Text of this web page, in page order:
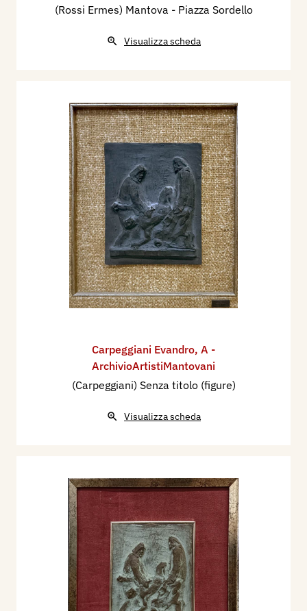
(Rossi Ermes) Mantova - Piazza Sordello
Visualizza scheda
Carpeggiani Evandro, A -
ArchivioArtistiMantovani
(Carpeggiani) Senza titolo (figure)
Visualizza scheda